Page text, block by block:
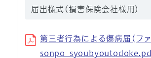
届出様式(損害保険会社様用)
第三者行為による傷病届(ファ
sonpo_syoubyoutodoke.pdf